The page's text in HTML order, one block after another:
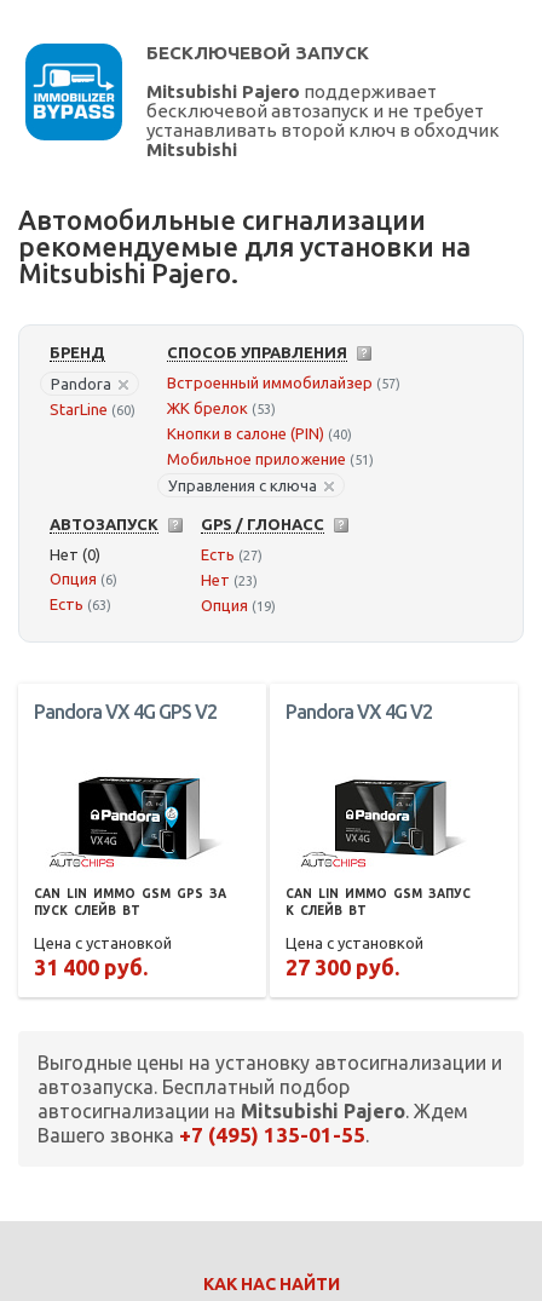
БЕСКЛЮЧЕВОЙ ЗАПУСК
Mitsubishi Pajero поддерживает
бесключевой автозапуск и не требует
устанавливать второй ключ в обходчик
Mitsubishi
Автомобильные сигнализации
рекомендуемые для установки на
Mitsubishi Pajero.
БРЕНД
Pandora
StarLine (60)
СПОСОБ УПРАВЛЕНИЯ
Встроенный иммобилайзер (57)
ЖК брелок (53)
Кнопки в салоне (PIN) (40)
Мобильное приложение (51)
Управления с ключа
АВТОЗАПУСК
Нет (0)
Опция (6)
Есть (63)
GPS / ГЛОНАСС
Есть (27)
Нет (23)
Опция (19)
Pandora VX 4G GPS V2
CAN LIN ИММО GSM GPS ЗА
ПУСК СЛЕЙВ BT
Цена с установкой
31 400 руб.
Pandora VX 4G V2
CAN LIN ИММО GSM ЗАПУС
К СЛЕЙВ BT
Цена с установкой
27 300 руб.
Выгодные цены на установку автосигнализации и
автозапуска. Бесплатный подбор
автосигнализации на Mitsubishi Pajero. Ждем
Вашего звонка +7 (495) 135-01-55.
КАК НАС НАЙТИ